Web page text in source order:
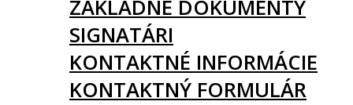
ZÁKLADNÉ DOKUMENTY
SIGNATÁRI
KONTAKTNÉ INFORMÁCIE
KONTAKTNÝ FORMULÁR